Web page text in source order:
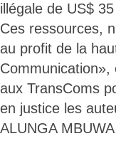
illégale de US$
Ces ressources,
au profit de la
Communication»,
aux TransComs
en justice les
ALUNGA